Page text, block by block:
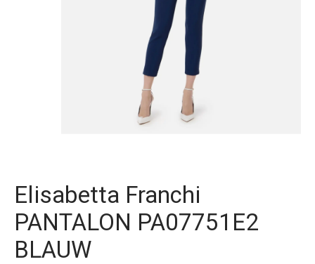
Elisabetta Franchi
PANTALON PA07751E2
BLAUW